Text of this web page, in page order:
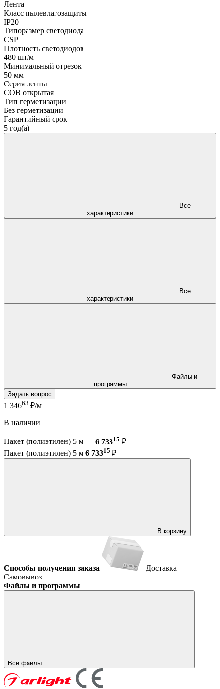
Лента
Класс пылевлагозащиты
IP20
Типоразмер светодиода
CSP
Плотность светодиодов
480 шт/м
Минимальный отрезок
50 мм
Серия ленты
COB открытая
Тип герметизации
Без герметизации
Гарантийный срок
5 год(а)
характеристики
характеристики
программы
Задать вопрос
1 34663 ₽/м
В наличии
Пакет (полиэтилен) 5 м — 6 73315 ₽
Пакет (полиэтилен) 5 м 6 73315 ₽
В корзину
Способы получения заказа
Доставка
Самовывоз
Файлы и программы
Все файлы